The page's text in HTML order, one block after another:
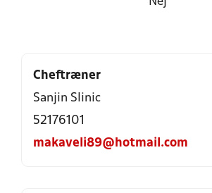
Cheftræner
Sanjin Slinic
52176101
makaveli89@hotmail.com